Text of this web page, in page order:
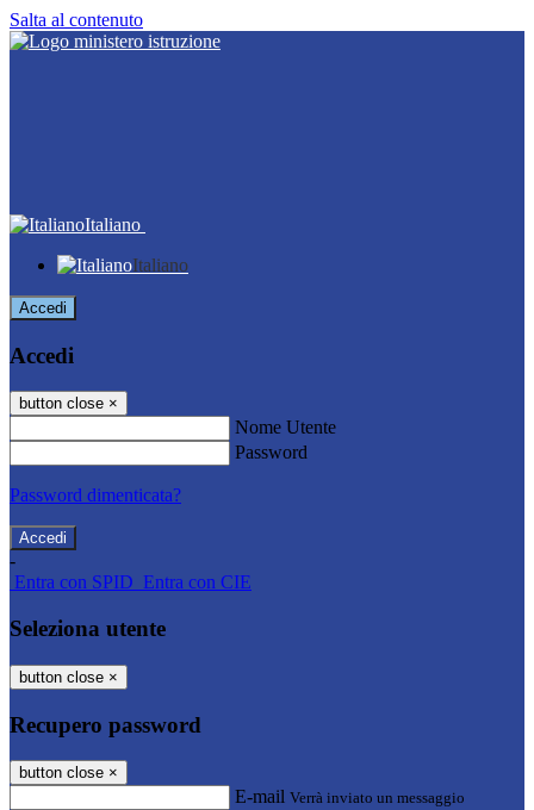
Salta al contenuto
Italiano
Italiano
Accedi
Accedi
button close ×
Nome Utente
Password
Password dimenticata?
-
Entra con SPID Entra con CIE
Seleziona utente
button close ×
Recupero password
button close ×
E-mail Verrà inviato un messaggio